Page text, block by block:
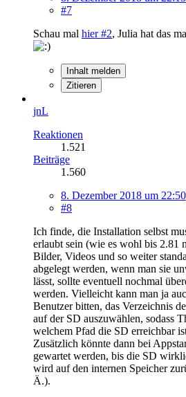
#7
Schau mal hier #2, Julia hat das
Inhalt melden
Zitieren
jnL
Reaktionen
1.521
Beiträge
1.560
8. Dezember 2018 um 22:50
#8
Ich finde, die Installation selbst
erlaubt sein (wie es wohl bis 2.81
Bilder, Videos und so weiter
abgelegt werden, wenn man sie
lässt, sollte eventuell nochmal
werden. Vielleicht kann man ja
Benutzer bitten, das Verzeichnis
auf der SD auszuwählen, sodass
welchem Pfad die SD erreichbar
Zusätzlich könnte dann bei
gewartet werden, bis die SD
wird auf den internen Speicher
Ä.).